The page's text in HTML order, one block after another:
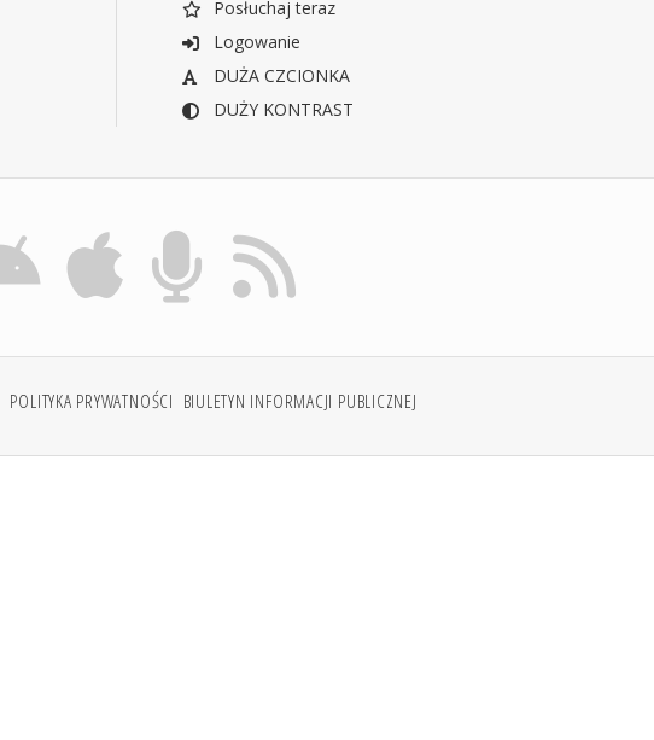
Posłuchaj teraz
Logowanie
DUŻA CZCIONKA
DUŻY KONTRAST
POLITYKA PRYWATNOŚCI BIULETYN INFORMACJI PUBLICZNEJ